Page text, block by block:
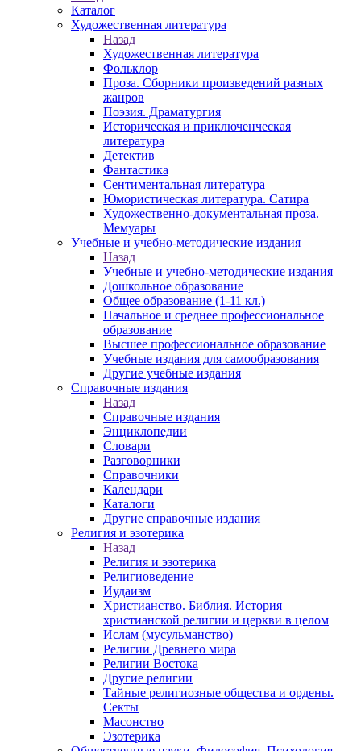
Каталог
Художественная литература
Назад
Художественная литература
Фольклор
Проза. Сборники произведений разных
жанров
Поэзия. Драматургия
Историческая и приключенческая
литература
Детектив
Фантастика
Сентиментальная литература
Юмористическая литература. Сатира
Художественно-документальная проза.
Мемуары
Учебные и учебно-методические издания
Назад
Учебные и учебно-методические издания
Дошкольное образование
Общее образование (1-11 кл.)
Начальное и среднее профессиональное
образование
Высшее профессиональное образование
Учебные издания для самообразования
Другие учебные издания
Справочные издания
Назад
Справочные издания
Энциклопедии
Словари
Разговорники
Справочники
Календари
Каталоги
Другие справочные издания
Религия и эзотерика
Назад
Религия и эзотерика
Религиоведение
Иудаизм
Христианство. Библия. История
христианской религии и церкви в целом
Ислам (мусульманство)
Религии Древнего мира
Религии Востока
Другие религии
Тайные религиозные общества и ордены.
Секты
Масонство
Эзотерика